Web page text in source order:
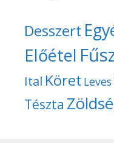
Desszert
Előétel
Ital Köret Leves
Tészta